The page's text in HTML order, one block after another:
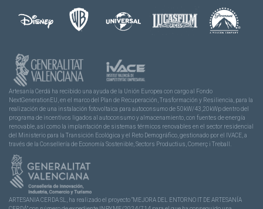
Artesanía Cerdá ha recibido una ayuda de la Unión Europea con cargo al Fondo
NextGenerationEU, en el marco del Plan de Recuperación, Trasformación y Resiliencia, para la
realización de una instalación fotovoltaica para autoconsumo de 50kW/43,20kWp dentro del
programa de incentivos ligados al autoconsumo y almacenamiento, con fuentes de energía
renovable, así como la implantación de sistemas térmicos renovables en el sector residencial
del Ministerio para la Transición Ecológica y el Reto Demográfico, gestionado por el IVACE, a
través de la Consellería de Economía Sostenible, Sectors Productius, Comerç i Treball.
ARTESANIA CERDA SL, ha realizado el proyecto “MEJORA DEL ENTORNO IT DE ARTESANÍA